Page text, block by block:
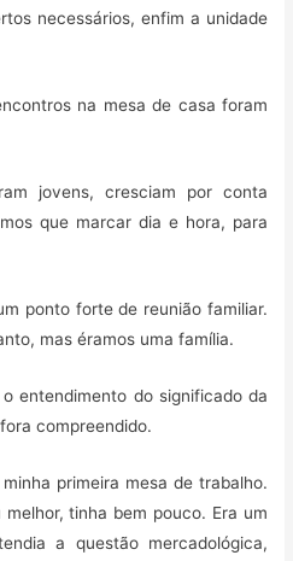
necessários, enfim a unidade
na mesa de casa foram
jovens, cresciam por conta
que marcar dia e hora, para
ponto forte de reunião familiar.
mas éramos uma família.
entendimento do significado da
compreendido.
primeira mesa de trabalho.
tinha bem pouco. Era um
a questão mercadológica,